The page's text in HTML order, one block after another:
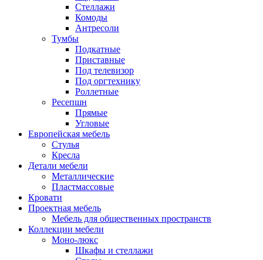
Стеллажи
Комоды
Антресоли
Тумбы
Подкатные
Приставные
Под телевизор
Под оргтехнику
Роллетные
Ресепшн
Прямые
Угловые
Европейская мебель
Стулья
Кресла
Детали мебели
Металлические
Пластмассовые
Кровати
Проектная мебель
Мебель для общественных пространств
Коллекции мебели
Моно-люкс
Шкафы и стеллажи